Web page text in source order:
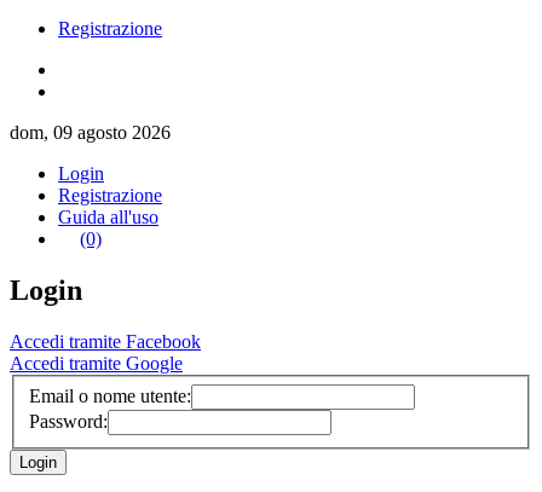
Registrazione
dom, 09 agosto 2026
Login
Registrazione
Guida all'uso
(0)
Login
Accedi tramite Facebook
Accedi tramite Google
Email o nome utente:
Password: